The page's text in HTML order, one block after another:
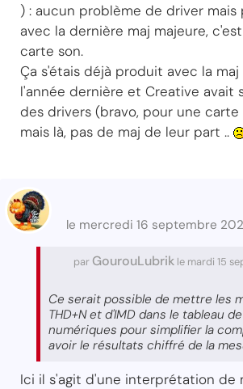
) : aucun problème de driver mais
avec la dernière maj majeure,
carte son.
Ça s'étais déjà produit avec la
l'année dernière et Creative avait
des drivers (bravo, pour une carte
mais là, pas de maj de leur part ..
le mercredi 16 septembre
par GourouLubrik le mardi 15
Ce serait possible de mettre les
THD+N et d'IMD dans le tableau
numériques pour simplifier la
avoir le résultats chiffré de la
Ici il s'agit d'une interprétation de